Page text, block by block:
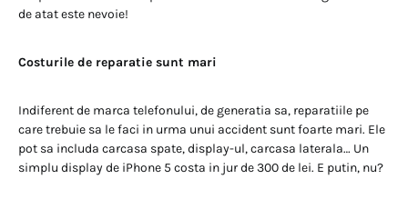
de atat este nevoie!
Costurile de reparatie sunt mari
Indiferent de marca telefonului, de generatia sa, reparatiile pe
care trebuie sa le faci in urma unui accident sunt foarte mari. Ele
pot sa includa carcasa spate, display-ul, carcasa laterala… Un
simplu display de iPhone 5 costa in jur de 300 de lei. E putin, nu?